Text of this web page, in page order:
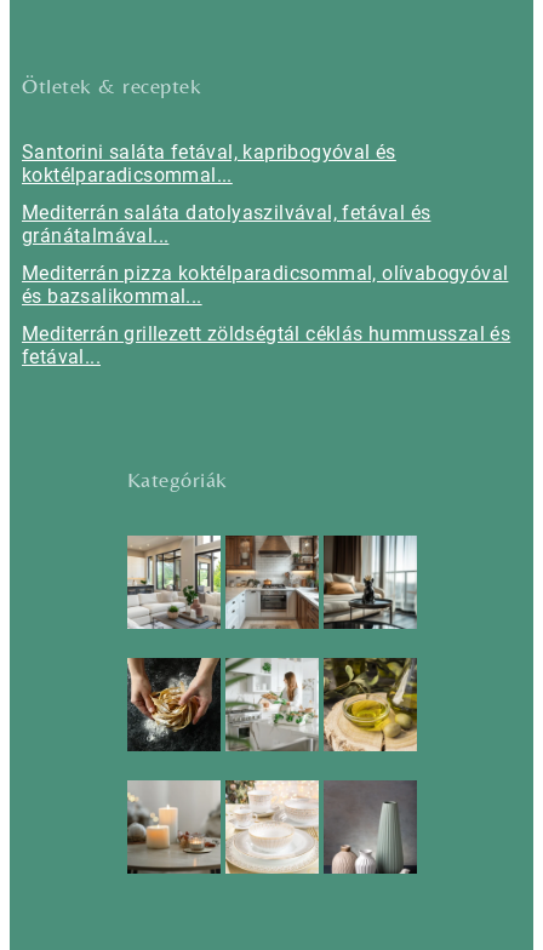
Ötletek & receptek
Santorini saláta fetával, kapribogyóval és
koktélparadicsommal...
Mediterrán saláta datolyaszilvával, fetával és
gránátalmával...
Mediterrán pizza koktélparadicsommal, olívabogyóval
és bazsalikommal...
Mediterrán grillezett zöldségtál céklás hummusszal és
fetával...
Kategóriák